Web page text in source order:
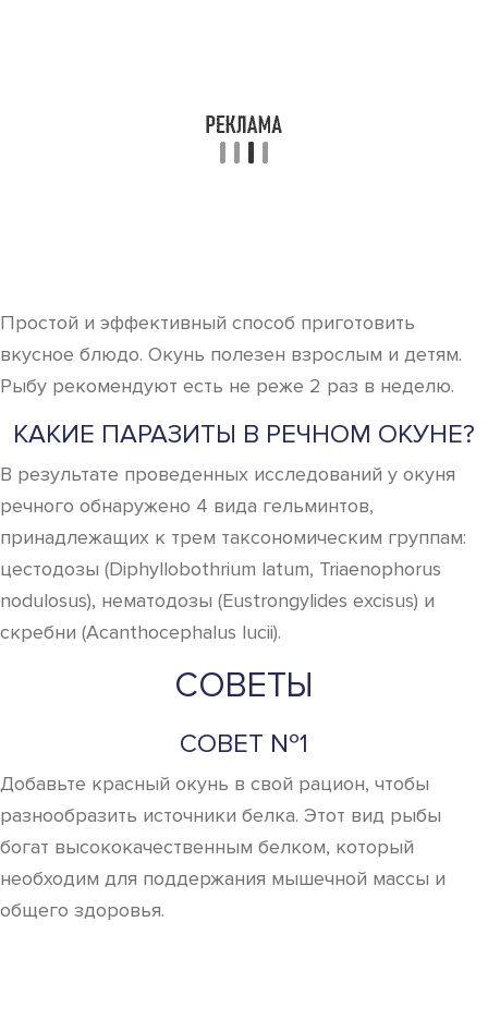
Простой и эффективный способ приготовить
вкусное блюдо. Окунь полезен взрослым и детям.
Рыбу рекомендуют есть не реже 2 раз в неделю.
КАКИЕ ПАРАЗИТЫ В РЕЧНОМ ОКУНЕ?
В результате проведенных исследований у окуня
речного обнаружено 4 вида гельминтов,
принадлежащих к трем таксономическим группам:
цестодозы (Diphyllobothrium latum, Triaenophorus
nodulosus), нематодозы (Eustrongylides excisus) и
скребни (Acanthocephalus lucii).
СОВЕТЫ
СОВЕТ №1
Добавьте красный окунь в свой рацион, чтобы
разнообразить источники белка. Этот вид рыбы
богат высококачественным белком, который
необходим для поддержания мышечной массы и
общего здоровья.